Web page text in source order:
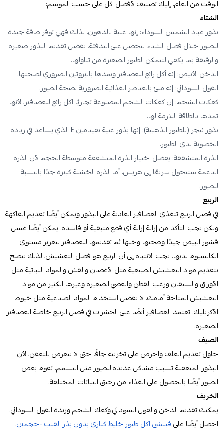
الوقت من العام. إليك تصنيف لأفضل اكل على حسب الموسم:
الشتاء
بذور عباد الشمس السوداء: إنها غنية بالدهون، لذلك فهي توفر طاقة جيدة
للطيور خلال فصل الشتاء لتحصل على التدفئة. يفضل تقديم البذور صغيرة
والرقيقة بما يكفي لتتمكن الطيور الصغيرة من تناولها.
الدخن الأبيض: إنه أكل رائع للعصافير ويمدها بالبروتين الضروري لصحتها.
الفول السوداني: إنه ملئ بالعناصر الغذائية الضرورية لصحة الطيور.
كعكات الشحم: إن كعكات الشحم المصنوعة تجاريًا اكل رائع للعصافير، لأنها
تمدها بالطاقة اللازمة لها.
بذور نيجر (للطيور الذهبية): إنها بذور غنية بفيتامين E الذي يساعد في زيادة
الخصوبة لدى الطيور.
الذرة المتشققة: يفضل اختيار الذرة المتشققة متوسطة الحجم لأن الذرة
الناعمة ستتحول سريعًا إلى هريس، أما الذرة الخشنة كبيرة جدًا بالنسبة
للطيور.
الربيع
في فصل الربيع تتغذى العصافير العادية على البذور ويمكن أيضًا تقديم الفاكهة
ولكن يجب التأكد من إزالة إزالة أي قطع متبقية أو فاسدة. يمكن أيضًا غسل
قشور البيض جيدًا وطحنها وخبها ثم تقديمها للعصافير لتعزيز مستوى
الكالسيوم لديها. يجب الانتباه إلى أن الربيع هو فصل التعشيش، لذلك ينصح
بتقديم مواد التعشيش الطبيعية مثل الأغصان والقش والمواد النباتية مثل
الأوراق والسيقان وزغب القطن والعصي الصغيرة وغيرها الكثير من مواد
التعشيش المتاحة أمامك. لا يفضل استخدام المواد الصناعية مثل خيوط
الأكريليك. تعتمد العصافير أيضًا على الحشرات في فصل الربيع خاصة العصافير
الصغيرة.
الصيف
حاول تقديم العلف واحرص على تخزينه جافًا حتى لا يتعرض للتعفن، لأن
البذور المتعفنة تسبب مشاكل عديدة للطيور مثل التسمم. تقوم بعض
الطيور أيضًا بالحصول على الغذاء من رحيق النباتات المختلفة.
الخريف
يمكنك تقديم الدخن والفول السوداني وكعك الشحم وزبدة الفول السوداني.
احصل أيضًا علىفينشى اكل طيور خليط كنارى بدون بذر القنب -حجمين.